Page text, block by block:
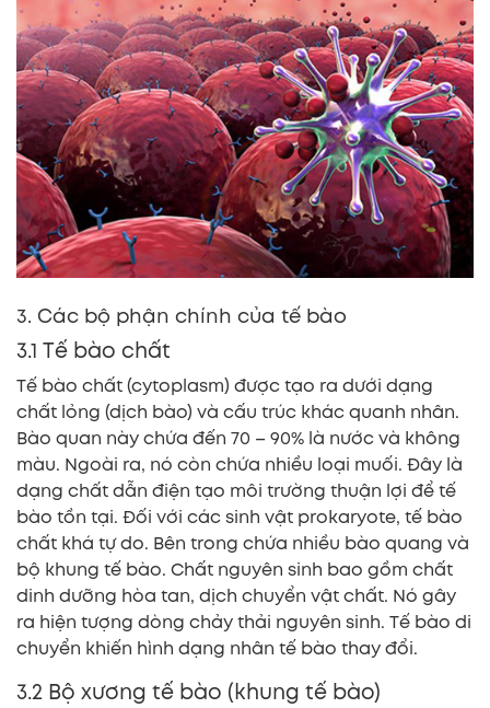
3. Các bộ phận chính của tế bào
3.1 Tế bào chất
Tế bào chất (cytoplasm) được tạo ra dưới dạng
chất lỏng (dịch bào) và cấu trúc khác quanh nhân.
Bào quan này chứa đến 70 – 90% là nước và không
màu. Ngoài ra, nó còn chứa nhiều loại muối. Đây là
dạng chất dẫn điện tạo môi trường thuận lợi để tế
bào tồn tại. Đối với các sinh vật prokaryote, tế bào
chất khá tự do. Bên trong chứa nhiều bào quang và
bộ khung tế bào. Chất nguyên sinh bao gồm chất
dinh dưỡng hòa tan, dịch chuyển vật chất. Nó gây
ra hiện tượng dòng chảy thải nguyên sinh. Tế bào di
chuyển khiến hình dạng nhân tế bào thay đổi.
3.2 Bộ xương tế bào (khung tế bào)